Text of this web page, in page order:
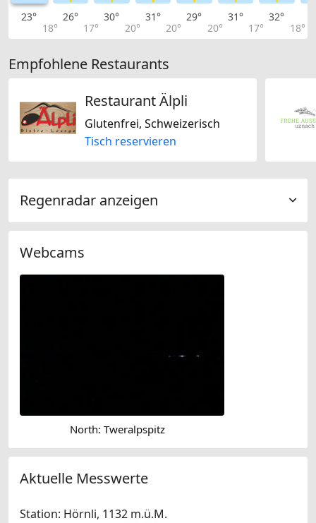
23°
18°
26°
17°
30°
20°
31°
20°
29°
20°
31°
17°
32°
18°
Empfohlene Restaurants
Restaurant Älpli
Glutenfrei, Schweizerisch
Tisch reservieren
Regenradar anzeigen
Webcams
North: Tweralpspitz
Aktuelle Messwerte
Station: Hörnli, 1132 m.ü.M.